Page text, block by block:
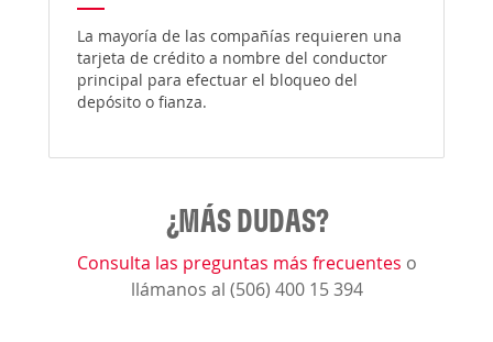
La mayoría de las compañías requieren una
tarjeta de crédito a nombre del conductor
principal para efectuar el bloqueo del
depósito o fianza.
¿MÁS DUDAS?
Consulta las preguntas más frecuentes o
llámanos al (506) 400 15 394